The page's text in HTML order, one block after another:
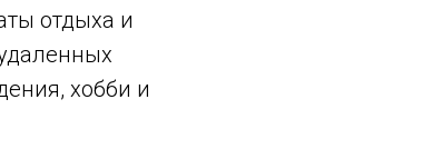
отдыха и
хобби и